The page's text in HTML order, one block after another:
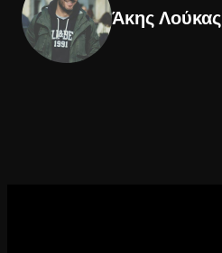
Άκης Λούκας